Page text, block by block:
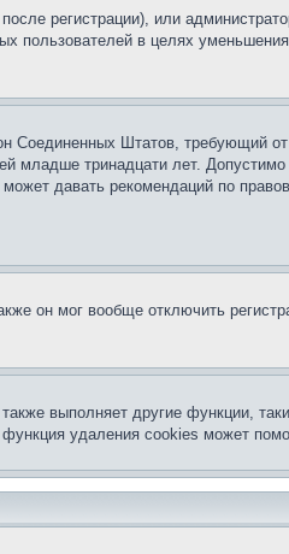
регистрации), или
пользователей в целях
Соединенных Штатов, требующий
младше тринадцати лет.
давать рекомендаций по
он мог вообще отключить
выполняет другие функции,
удаления cookies может